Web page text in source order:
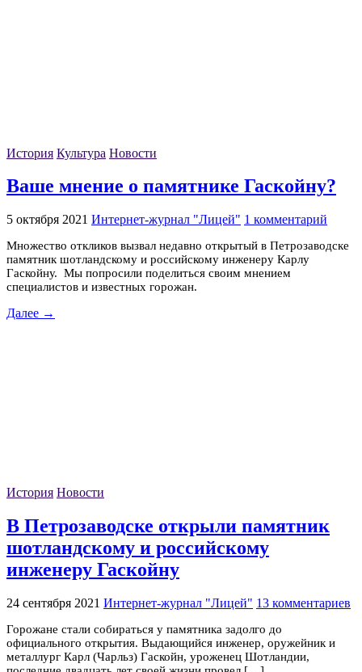
История Культура Новости
Ваше мнение о памятнике Гаскойну?
5 октября 2021 Интернет-журнал "Лицей" 1 комментарий
Множество откликов вызвал недавно открытый в Петрозаводске
памятник шотландскому и российскому инженеру Карлу
Гаскойну. Мы попросили поделиться своим мнением
специалистов и известных горожан.
Далее →
История Новости
В Петрозаводске открыли памятник
шотландскому и российскому
инженеру Гаскойну
24 сентября 2021 Интернет-журнал "Лицей" 13 комментариев
Горожане стали собираться у памятника задолго до
официального открытия. Выдающийся инженер, оружейник и
металлург Карл (Чарльз) Гаскойн, уроженец Шотландии,